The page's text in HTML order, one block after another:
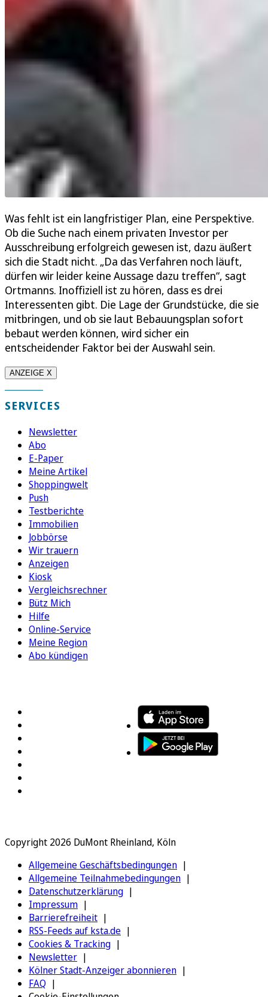
Was fehlt ist ein langfristiger Plan, eine Perspektive.
Ob die Suche nach einem privaten Investor per
Ausschreibung erfolgreich gewesen ist, dazu äußert
sich die Stadt nicht. „Da das Verfahren noch läuft,
dürfen wir leider keine Aussage dazu treffen“, sagt
Ortmanns. Inoffiziell ist zu hören, dass es drei
Interessenten gibt. Die Lage der Grundstücke, die sie
mitbringen, und ob sie laut Bebauungsplan sofort
bebaut werden können, wird sicher ein
entscheidender Faktor bei der Auswahl sein.
ANZEIGE X
SERVICES
Newsletter
Abo
E-Paper
Meine Artikel
Shoppingwelt
Push
Testberichte
Immobilien
Jobbörse
Wir trauern
Anzeigen
Kiosk
Vergleichsrechner
Bütz Mich
Hilfe
Online-Service
Meine Region
Abo kündigen
Copyright 2026 DuMont Rheinland, Köln
Allgemeine Geschäftsbedingungen
Allgemeine Teilnahmebedingungen
Datenschutzerklärung
Impressum
Barrierefreiheit
RSS-Feeds auf ksta.de
Cookies & Tracking
Newsletter
Kölner Stadt-Anzeiger abonnieren
FAQ